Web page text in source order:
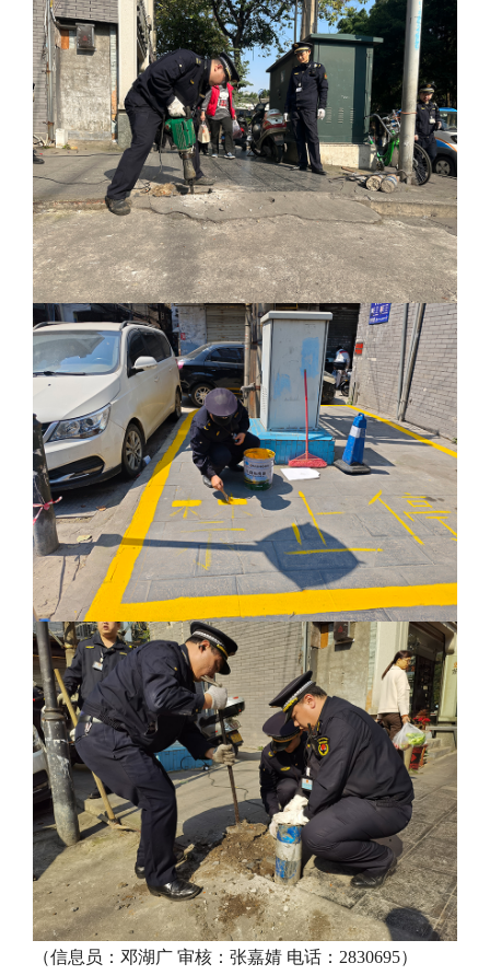
（信息员：邓湖广 审核：张嘉婧 电话：2830695）